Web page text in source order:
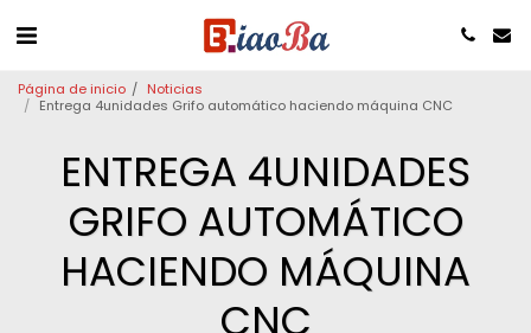
Página de inicio
Noticias
Entrega 4unidades Grifo automático haciendo máquina CNC
ENTREGA 4UNIDADES
GRIFO AUTOMÁTICO
HACIENDO MÁQUINA
CNC